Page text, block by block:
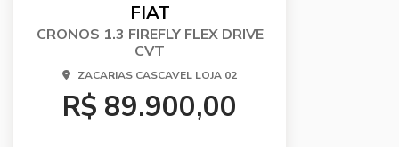
FIAT
CRONOS 1.3 FIREFLY FLEX DRIVE
CVT
ZACARIAS CASCAVEL LOJA 02
R$ 89.900,00